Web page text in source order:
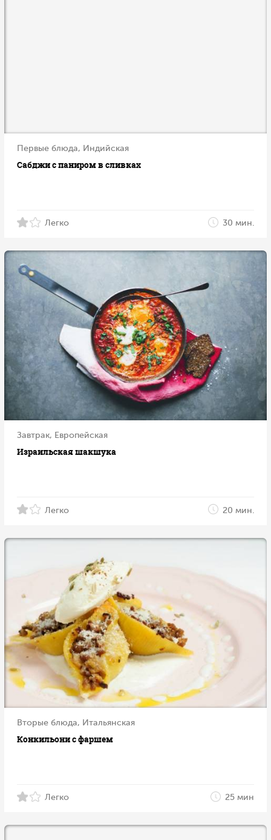
Первые блюда, Индийская
Сабджи с паниром в сливках
Легко 30 мин.
Завтрак, Европейская
Израильская шакшука
Легко 20 мин.
Вторые блюда, Итальянская
Конкильони с фаршем
Легко 25 мин